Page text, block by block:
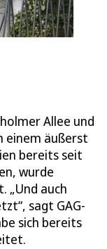
Allee und
einem äußerst
bereits seit
wurde
„Und auch
sagt GAG-
sich bereits